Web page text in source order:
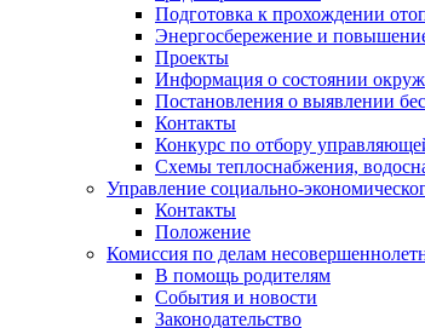
Подготовка к прохождении
Энергосбережение и
Проекты
Информация о состоянии
Постановления о выявлении
Контакты
Конкурс по отбору
Схемы теплоснабжения,
Управление социально-
Контакты
Положение
Комиссия по делам
В помощь родителям
События и новости
Законодательство